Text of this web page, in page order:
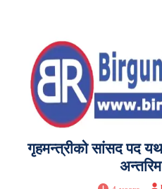
गृहमन्त्रीको सांसद पद